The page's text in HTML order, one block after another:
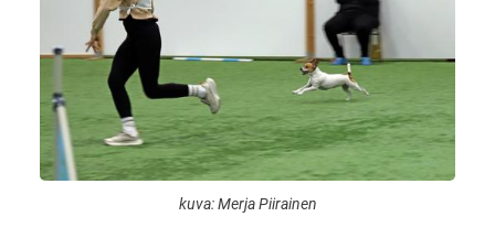
kuva: Merja Piirainen